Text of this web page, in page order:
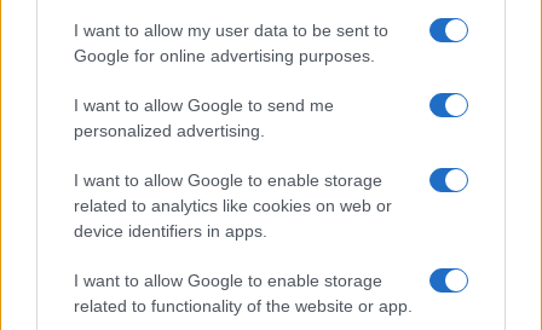
I want to allow my user data to be sent to
Google for online advertising purposes.
I want to allow Google to send me
personalized advertising.
I want to allow Google to enable storage
related to analytics like cookies on web or
device identifiers in apps.
I want to allow Google to enable storage
related to functionality of the website or app.
EM: Sì, è una cosa davvero ironica.
DuopolioMicrosofte Google
TC: Lei ha dato molto a quella società… cosa ha
dato loro?
EM: Beh, gli ho dato il nome (OpenAI ) e il“concept”
(l’obiettivo aziendale) (ma Musk evita di citare